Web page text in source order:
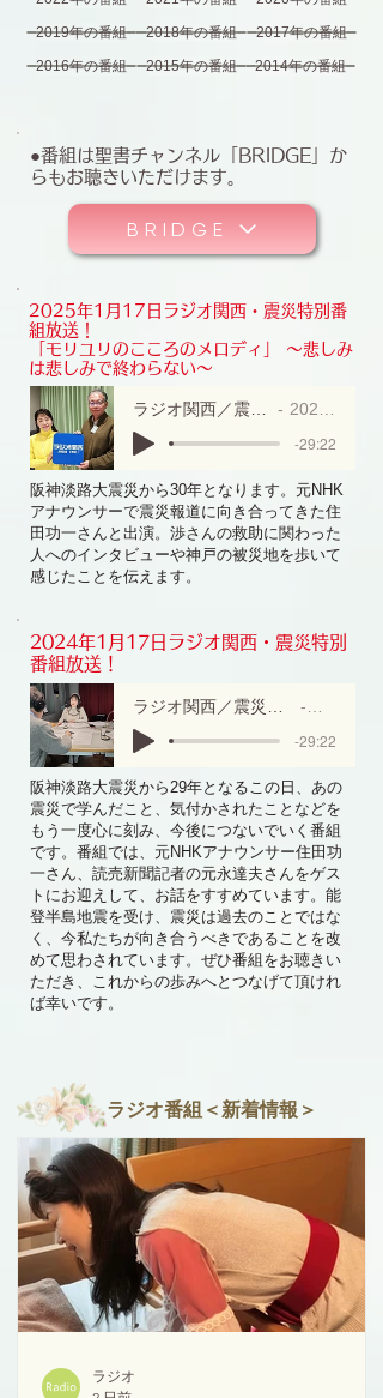
2019年の番組
2018年の番組
2017年の番組
2016年の番組
2015年の番組 2014年の番組
●番組は聖書チャンネル「BRIDGE」か
らもお聴きいただけます。
BRIDGE
2025年1月17日ラジオ関西・震災特別番
組放送！
「モリユリのこころのメロディ」 ～悲しみ
は悲しみで終わらない～
2025/1/17
-29:22
阪神淡路大震災から30年となります。元NHK
アナウンサーで震災報道に向き合ってきた住
田功一さんと出演。渉さんの救助に関わった
人へのインタビューや神戸の被災地を歩いて
感じたことを伝えます。
2024年1月17日ラジオ関西・震災特別
番組放送！
-29:22
阪神淡路大震災から29年となるこの日、あの
震災で学んだこと、気付かされたことなどを
もう一度心に刻み、今後につないでいく番組
です。番組では、元NHKアナウンサー住田功
一さん、読売新聞記者の元永達夫さんをゲス
トにお迎えして、お話をすすめています。能
登半島地震を受け、震災は過去のことではな
く、今私たちが向き合うべきであることを改
めて思わされています。ぜひ番組をお聴きい
ただき、これからの歩みへとつなげて頂けれ
ば幸いです。
ラジオ番組＜新着情報＞
ラジオ